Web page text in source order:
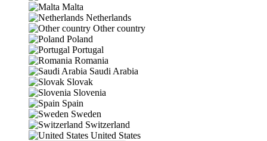
Malta
Netherlands
Other country
Poland
Portugal
Romania
Saudi Arabia
Slovak
Slovenia
Spain
Sweden
Switzerland
United States